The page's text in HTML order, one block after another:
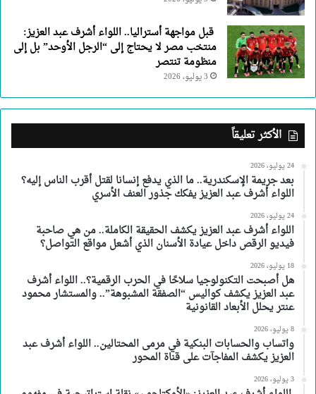
قبل مواجهة أستراليا.. اللواء أشرف عبد العزيز:
منتخب مصر لا يحتاج إلى “الرجل الأوحد” بل إلى
منظومة تنتصر
3 يوليو، 2026
الأكثر تعليقاً
24 يوليو، 2026
بعد جريمة الإسكندرية.. ما الذي يدفع إنسانا لقتل أقرب الناس إليه؟
اللواء أشرف عبد العزيز يفكك جذور العنف الأسري
24 يوليو، 2026
اللواء أشرف عبد العزيز يكشف الحقيقة الكاملة.. من هي صاحبة
فيديو الرقص داخل عيادة الأسنان الذي أشعل مواقع التواصل؟
18 يوليو، 2026
هل أصبحت التكنولوجيا سلاحًا في الحرب الرقمية؟.. اللواء أشرف
عبد العزيز يكشف كواليس “الصفقة المشبوهة”.. والمستشار محمود
عنتر يحلل الأبعاد القانونية
8 يوليو، 2026
واتساب والحسابات البنكية في مرمى المحتالين.. اللواء أشرف عبد
العزيز يكشف المفاجآت على قناة المحور
3 يوليو، 2026